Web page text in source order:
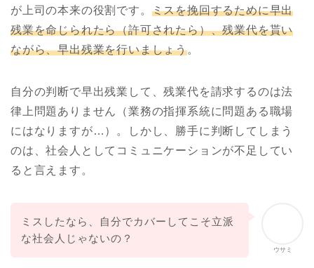
が上司の本来の役割です。 ミスを挽回するために早出
残業を命じられたら（許可されたら）、残業代を貰い
ながら、早出残業を行いましょう。
自分の判断で早出残業して、残業代を請求するのは法
律上問題ありません（業務の指揮系統に問題ある職場
にはなりますが…）。しかし、勝手に判断してしまう
のは、社会人としてコミュニケーションが不足してい
ると言えます。
ウサミ
ミスしたなら、自分でカバーしてこそ立派
な社会人じゃないの？